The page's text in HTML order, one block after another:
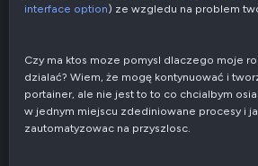
interface option) ze wzgledu na problem
Czy ma ktos moze pomysl dlaczego moje
dzialać? Wiem, że mogę kontynuować i
portainer, ale nie jest to to co chcialbym
w jednym miejscu zdediniowane procesy i
zautomatyzowac na przyszlosc.